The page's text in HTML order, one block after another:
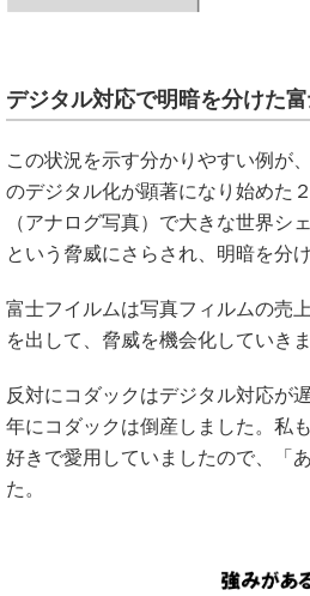
デジタル対応で明暗を分けた
この状況を示す分かりやすい例が
のデジタル化が顕著になり始めた
（アナログ写真）で大きな世界シ
という脅威にさらされ、明暗を分
富士フイルムは写真フィルムの売
を出して、脅威を機会化していき
反対にコダックはデジタル対応が
年に コダックは倒産しました。私
好きで愛用していましたので、「
た。